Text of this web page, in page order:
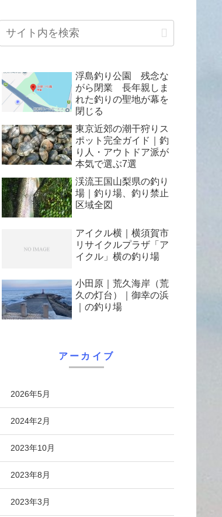
浮島釣り公園 残念な
がら閉業 長年親しま
れた釣りの聖地が幕を
閉じる
東京近郊の潮干狩りス
ポット完全ガイド｜釣
り人・アウトドア派が
本気で選ぶ7選
渓流王国山梨県の釣り
場｜釣り場、釣り禁止
区域全図
アイクル横｜横須賀市
リサイクルプラザ「ア
イクル」横の釣り場
小田原｜荒久海岸（荒
久の灯台）｜御幸の浜
｜の釣り場
アーカイブ
2026年5月
2024年2月
2023年10月
2023年8月
2023年3月